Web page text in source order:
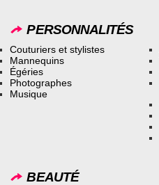
PERSONNALITÉS
Couturiers et stylistes
Mannequins
Égéries
Photographes
Musique
BEAUTÉ